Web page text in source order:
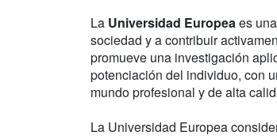
La Universidad Europeaes
sociedad y a contribuir
promueve una investigación
potenciación del individuo, con
mundo profesional y de alta
La Universidad Europea